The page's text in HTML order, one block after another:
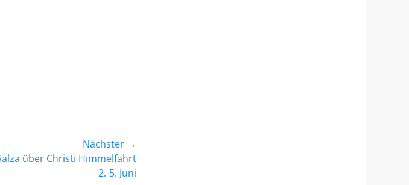
Nächster →
über Christi Himmelfahrt
2.-5. Juni